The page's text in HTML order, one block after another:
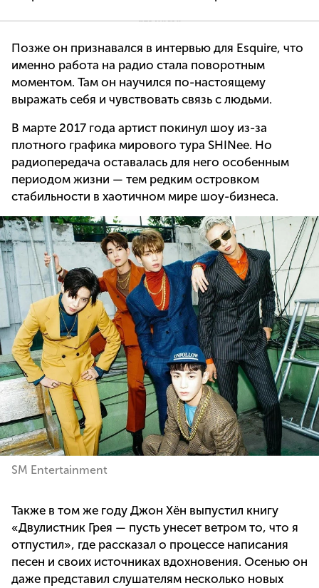
Позже он признавался в интервью для Esquire, что
именно работа на радио стала поворотным
моментом. Там он научился по-настоящему
выражать себя и чувствовать связь с людьми.
В марте 2017 года артист покинул шоу из-за
плотного графика мирового тура SHINee. Но
радиопередача оставалась для него особенным
периодом жизни — тем редким островком
стабильности в хаотичном мире шоу-бизнеса.
SM Entertainment
Также в том же году Джон Хён выпустил книгу
«Двулистник Грея — пусть унесет ветром то, что я
отпустил», где рассказал о процессе написания
песен и своих источниках вдохновения. Осенью он
даже представил слушателям несколько новых